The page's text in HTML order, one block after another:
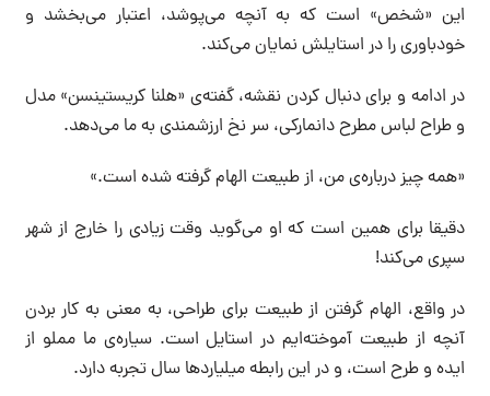
این «شخص» است که به آنچه می‌پوشد، اعتبار می‌بخشد و
خودباوری را در استایلش نمایان می‌کند.
در ادامه و برای دنبال کردن نقشه، گفته‌ی «هلنا کریستینسن» مدل
و طراح لباس مطرح دانمارکی، سر نخ ارزشمندی به ما می‌دهد.
«همه چیز درباره‌ی من، از طبیعت الهام گرفته شده است.»
دقیقا برای همین است که او می‌گوید وقت زیادی را خارج از شهر
سپری می‌کند!
در واقع، الهام گرفتن از طبیعت برای طراحی، به معنی به کار بردن
آنچه از طبیعت آموخته‌ایم در استایل است. سیاره‌ی ما مملو از
ایده و طرح است، و در این رابطه میلیاردها سال تجربه دارد.